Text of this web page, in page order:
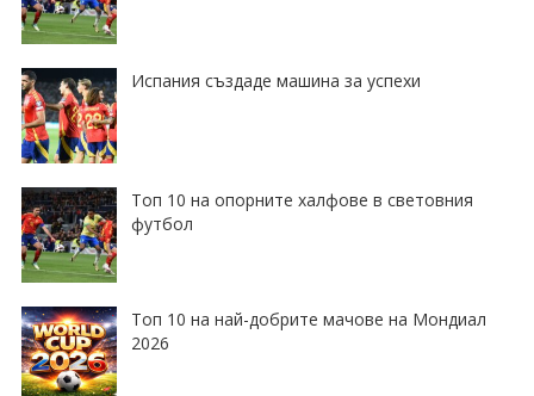
Испания създаде машина за успехи
Топ 10 на опорните халфове в световния
футбол
Топ 10 на най-добрите мачове на Мондиал
2026